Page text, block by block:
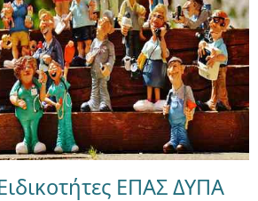
ΕΠΑΣ ΔΥΠΑ